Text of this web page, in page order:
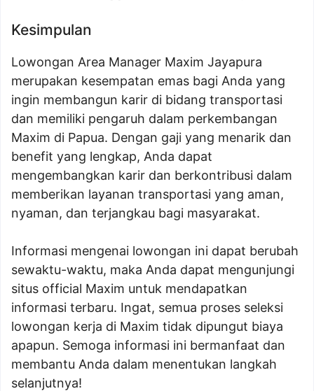
Kesimpulan
Lowongan Area Manager Maxim Jayapura
merupakan kesempatan emas bagi Anda yang
ingin membangun karir di bidang transportasi
dan memiliki pengaruh dalam perkembangan
Maxim di Papua. Dengan gaji yang menarik dan
benefit yang lengkap, Anda dapat
mengembangkan karir dan berkontribusi dalam
memberikan layanan transportasi yang aman,
nyaman, dan terjangkau bagi masyarakat.
Informasi mengenai lowongan ini dapat berubah
sewaktu-waktu, maka Anda dapat mengunjungi
situs official Maxim untuk mendapatkan
informasi terbaru. Ingat, semua proses seleksi
lowongan kerja di Maxim tidak dipungut biaya
apapun. Semoga informasi ini bermanfaat dan
membantu Anda dalam menentukan langkah
selanjutnya!